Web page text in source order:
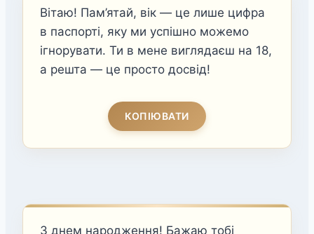
Вітаю! Пам’ятай, вік — це лише цифра
в паспорті, яку ми успішно можемо
ігнорувати. Ти в мене виглядаєш на 18,
а решта — це просто досвід!
КОПІЮВАТИ
З днем народження! Бажаю тобі